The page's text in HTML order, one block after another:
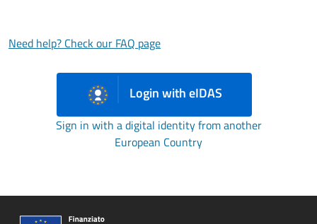
Need help? Check our FAQ page
Login with eIDAS
Sign in with a digital identity from another
European Country